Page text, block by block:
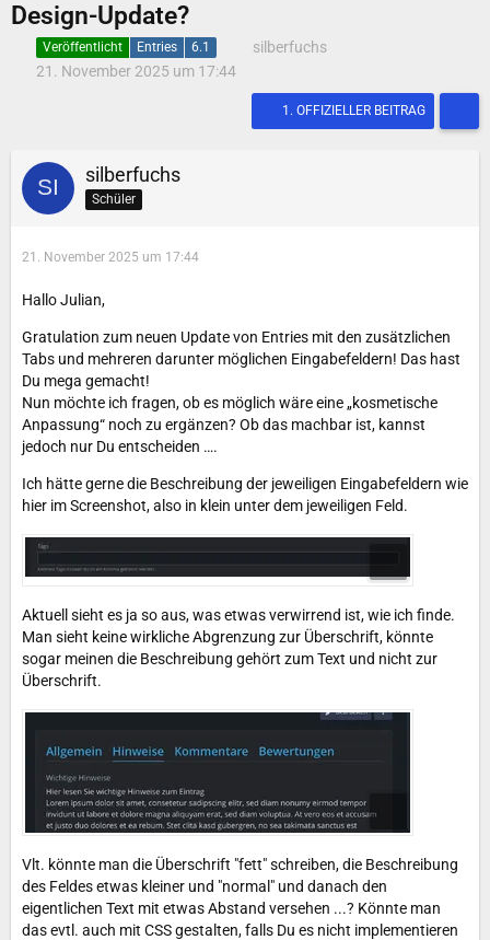
Design-Update?
Veröffentlicht Entries 6.1
silberfuchs
21. November 2025 um 17:44
1. OFFIZIELLER BEITRAG
silberfuchs
Schüler
21. November 2025 um 17:44
Hallo Julian,
Gratulation zum neuen Update von Entries mit den zusätzlichen
Tabs und mehreren darunter möglichen Eingabefeldern! Das hast
Du mega gemacht!
Nun möchte ich fragen, ob es möglich wäre eine „kosmetische
Anpassung“ noch zu ergänzen? Ob das machbar ist, kannst
jedoch nur Du entscheiden ….
Ich hätte gerne die Beschreibung der jeweiligen Eingabefeldern wie
hier im Screenshot, also in klein unter dem jeweiligen Feld.
Aktuell sieht es ja so aus, was etwas verwirrend ist, wie ich finde.
Man sieht keine wirkliche Abgrenzung zur Überschrift, könnte
sogar meinen die Beschreibung gehört zum Text und nicht zur
Überschrift.
Vlt. könnte man die Überschrift "fett" schreiben, die Beschreibung
des Feldes etwas kleiner und "normal" und danach den
eigentlichen Text mit etwas Abstand versehen ...? Könnte man
das evtl. auch mit CSS gestalten, falls Du es nicht implementieren